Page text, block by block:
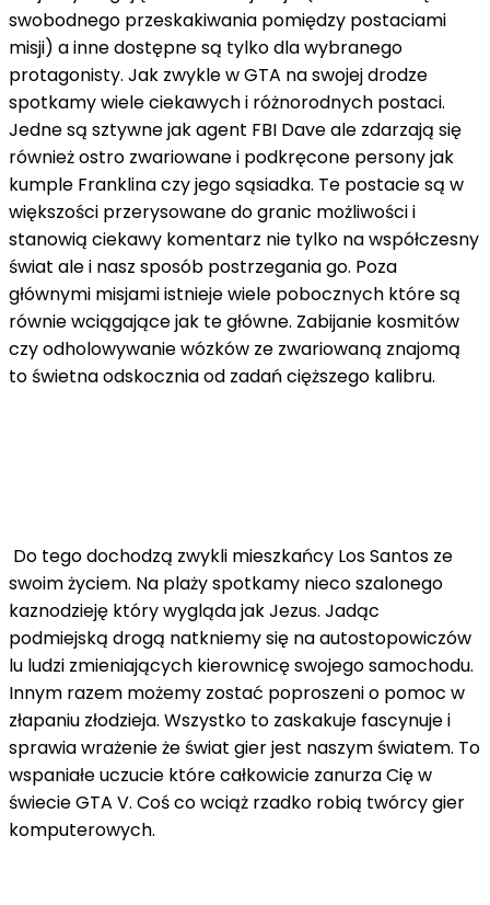
swobodnego przeskakiwania pomiędzy postaciami
misji) a inne dostępne są tylko dla wybranego
protagonisty. Jak zwykle w GTA na swojej drodze
spotkamy wiele ciekawych i różnorodnych postaci.
Jedne są sztywne jak agent FBI Dave ale zdarzają się
również ostro zwariowane i podkręcone persony jak
kumple Franklina czy jego sąsiadka. Te postacie są w
większości przerysowane do granic możliwości i
stanowią ciekawy komentarz nie tylko na współczesny
świat ale i nasz sposób postrzegania go. Poza
głównymi misjami istnieje wiele pobocznych które są
równie wciągające jak te główne. Zabijanie kosmitów
czy odholowywanie wózków ze zwariowaną znajomą
to świetna odskocznia od zadań cięższego kalibru.
Do tego dochodzą zwykli mieszkańcy Los Santos ze
swoim życiem. Na plaży spotkamy nieco szalonego
kaznodzieję który wygląda jak Jezus. Jadąc
podmiejską drogą natkniemy się na autostopowiczów
lu ludzi zmieniających kierownicę swojego samochodu.
Innym razem możemy zostać poproszeni o pomoc w
złapaniu złodzieja. Wszystko to zaskakuje fascynuje i
sprawia wrażenie że świat gier jest naszym światem. To
wspaniałe uczucie które całkowicie zanurza Cię w
świecie GTA V. Coś co wciąż rzadko robią twórcy gier
komputerowych.